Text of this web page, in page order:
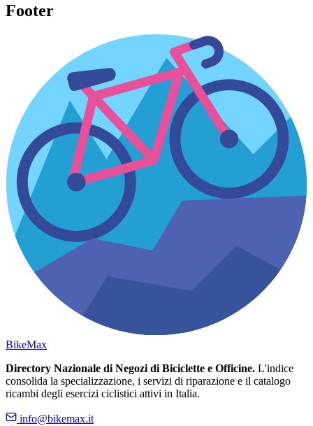
Footer
BikeMax
Directory Nazionale di Negozi di Biciclette e Officine. L'indice
consolida la specializzazione, i servizi di riparazione e il catalogo
ricambi degli esercizi ciclistici attivi in Italia.
info@bikemax.it